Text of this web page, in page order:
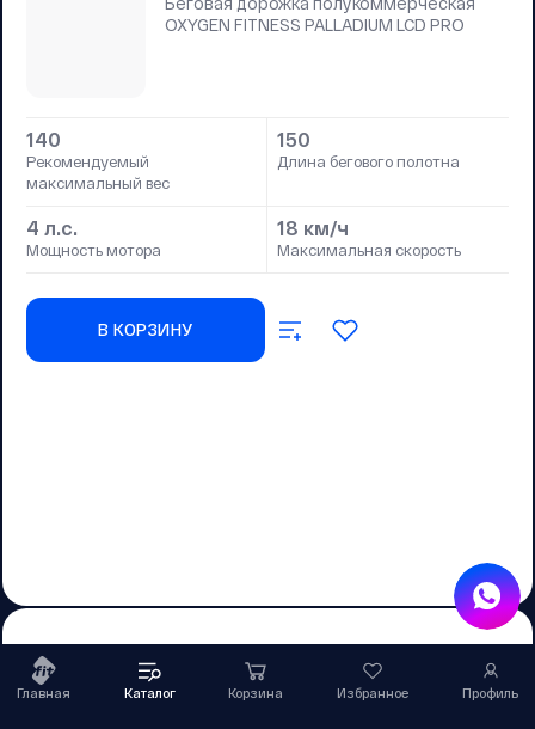
Главная Каталог Корзина Избранное Профиль
OXYGEN FITNESS PALLADIUM LCD PRO
140
Рекомендуемый
максимальный вес
150
Длина бегового полотна
4 л.с.
Мощность мотора
18 км/ч
Максимальная скорость
В КОРЗИНУ
Другие категории